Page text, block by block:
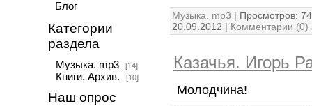
Блог
Категории
раздела
Музыка. mp3 [14]
Книги. Архив. [10]
Наш опрос
Музыка. mp3 | Просмотров:
20.09.2012 | Комментарии (0)
Казачья. Игорь
Молодчина!